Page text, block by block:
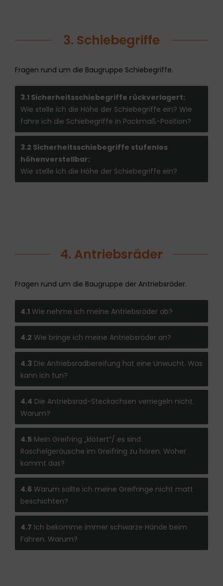
3. Schiebegriffe
Fragen rund um die Baugruppe Schiebegriffe.
3.1 Sicherheitsschiebegriffe rückverlagert:
Wie stelle ich die Höhe der Schiebegriffe ein? Wie
fahre ich die Schiebegriffe in Packmaß-Position?
3.2 Sicherheitsschiebegriffe stufenlos
höhenverstellbar:
Wie stelle ich die Höhe der Schiebegriffe ein?
4. Antriebsräder
Fragen rund um die Baugruppe der Antriebsräder.
4.1Wie nehme ich meine Antriebsräder ab?
4.2 Wie bringe ich meine Antriebsräder an?
4.3 Die Antriebsradbereifung hat eine Unwucht. Was
kann ich tun?
4.4 Die Antriebsrad-Steckachsen verriegeln nicht.
Warum?
4.5 Mein Greifring „klötert”/ es sind
Raschelgeräusche im Greifring zu hören. Woher
kommt das?
4.6 Warum sollte ich meine Greifringe nicht matt
beschichten?
4.7 Ich bekomme immer schwarze Hände beim
Fahren. Warum?